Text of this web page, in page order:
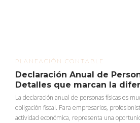
PLANEACIÓN CONTABLE
Declaración Anual de
Detalles que marcan la
La declaración anual de personas físicas es
obligación fiscal. Para empresarios,
actividad económica, representa una